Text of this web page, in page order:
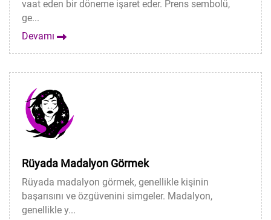
vaat eden bir döneme işaret eder. Prens sembolü,
ge...
Devamı
Rüyada Madalyon Görmek
Rüyada madalyon görmek, genellikle kişinin
başarısını ve özgüvenini simgeler. Madalyon,
genellikle y...